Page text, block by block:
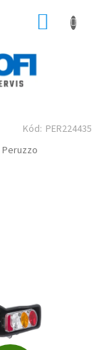
Kód: PER224435
Peruzzo